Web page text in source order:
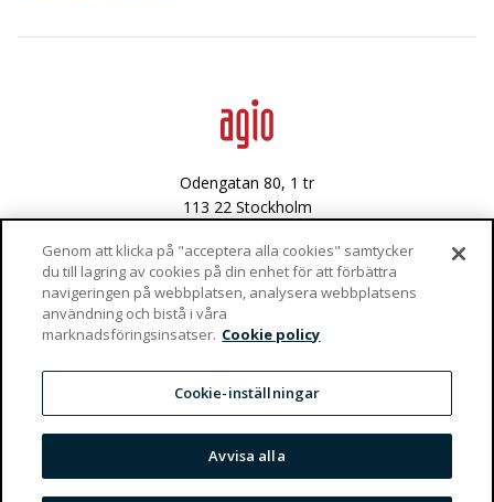
Data & integritet
Odengatan 80, 1 tr
113 22 Stockholm
Västra Varvsgatan 3
972 36 Luleå
Vaktgatan 4
981 47 Kiruna
Privacy Policy
Genom att klicka på "acceptera alla cookies" samtycker
du till lagring av cookies på din enhet för att förbättra
navigeringen på webbplatsen, analysera webbplatsens
användning och bistå i våra
marknadsföringsinsatser. Cookie policy
Cookie-inställningar
Avvisa alla